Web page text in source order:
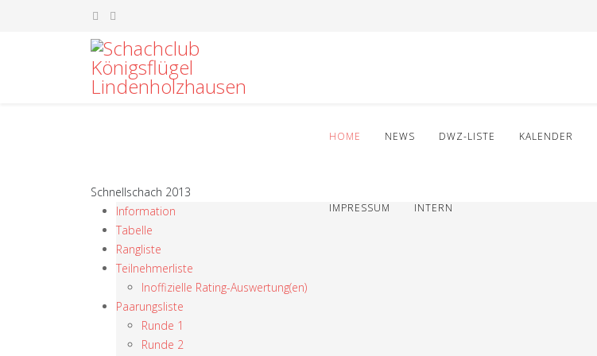
HOME NEWS DWZ-LISTE KALENDER
IMPRESSUM INTERN
Schnellschach 2013
Information
Tabelle
Rangliste
Teilnehmerliste
Inoffizielle Rating-Auswertung(en)
Paarungsliste
Runde 1
Runde 2